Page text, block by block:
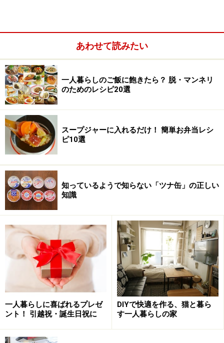
■コンビニや駅などで受け取る
24時間開いているコンビニは一人暮らしの強い味方。見知ら
ぬ人と玄関先で顔を合わせる必要もありません
ヤマト運輸では、届いた荷物の受取先をコンビニに指定
することができます（
ンビニならば24時間営業しているので、深夜になってし
まっても大丈夫。宅配便とはいえ、特に女性の場合は玄
関先でのやりとりに抵抗がある人も多いですが、これな
らその心配もありません。
また、アマゾン
物した商品の受け取りをコンビニ指定にできるサービス
を行っています。通販業者から商品到着のメールでお知
らせが届くので、受け取り忘れることもありません。
さらに、佐川急便は一部地域での試験的なものですが、
駅などに設置した宅配ボックスで荷物の受け取りができ
るサービスを始めました（
参考記事）。これが広がる
と、一人暮らしでも受け取りやすくなりますね。
あわせて読みたい
一人暮らしのご飯に飽きたら？ 脱・マンネリ
のためのレシピ20選
スープジャーに入れるだけ！ 簡単お弁当レシ
ピ10選
知っているようで知らない「ツナ缶」の正しい
知識
一人暮らしに喜ばれるプレゼ
ント！ 引越祝・誕生日祝に
DIYで快適を作る、猫と暮ら
す一人暮らしの家